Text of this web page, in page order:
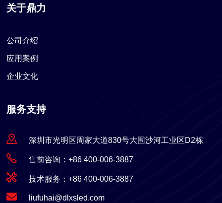
关于鼎力
公司介绍
应用案例
企业文化
服务支持
深圳市光明区周家大道830号大围沙河工业区D2栋
售前咨询：+86 400-006-3887
技术服务：+86 400-006-3887
liufuhai@dlxsled.com